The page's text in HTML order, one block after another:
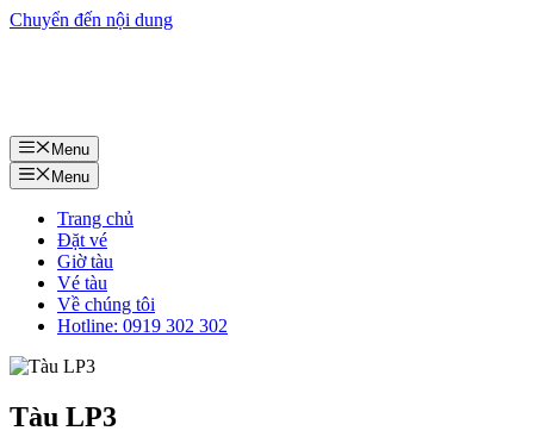
Chuyển đến nội dung
Menu
Menu
Trang chủ
Đặt vé
Giờ tàu
Vé tàu
Về chúng tôi
Hotline: 0919 302 302
Tàu LP3